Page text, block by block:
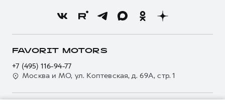
Для малого бизнеса
Программа «Помощь на дороге»
Электронный ПТС
GWM Безопасность
Мобильное приложение GWM
О GWM
О дилере
Наша команда
Контакты
FAVORIT MOTORS
+7 (495) 116-94-77
Москва и МО, ул. Коптевская, д. 69А, стр. 1